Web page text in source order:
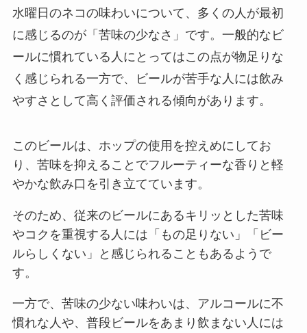
水曜日のネコの味わいについて、多くの人が最初
に感じるのが「苦味の少なさ」です。一般的なビ
ールに慣れている人にとってはこの点が物足りな
く感じられる一方で、ビールが苦手な人には飲み
やすさとして高く評価される傾向があります。
このビールは、ホップの使用を控えめにしてお
り、苦味を抑えることでフルーティーな香りと軽
やかな飲み口を引き立てています。
そのため、従来のビールにあるキリッとした苦味
やコクを重視する人には「もの足りない」「ビー
ルらしくない」と感じられることもあるようで
す。
一方で、苦味の少ない味わいは、アルコールに不
慣れな人や、普段ビールをあまり飲まない人には